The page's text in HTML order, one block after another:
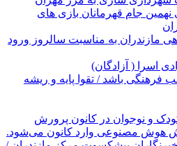
جام قهرمانان بازی های
مازندران به مناسبت سالروز ورود
اسرا ( آزادگان)
باشد / تقوا پایه و ریشه
ویژه کودک و نوجوان در کانون پرورش
هوش مصنوعی وارد کانون می‌شود.